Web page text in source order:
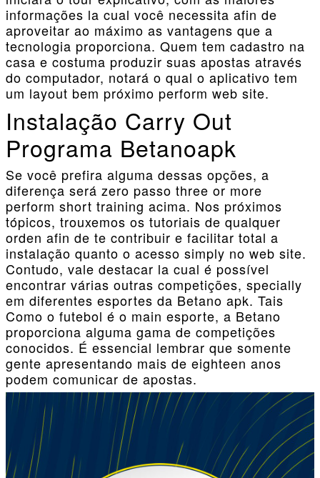
informações la cual você necessita afin de
aproveitar ao máximo as vantagens que a
tecnologia proporciona. Quem tem cadastro na
casa e costuma produzir suas apostas através
do computador, notará o qual o aplicativo tem
um layout bem próximo perform web site.
Instalação Carry Out
Programa Betanoapk
Se você prefira alguma dessas opções, a
diferença será zero passo three or more
perform short training acima. Nos próximos
tópicos, trouxemos os tutoriais de qualquer
orden afin de te contribuir e facilitar total a
instalação quanto o acesso simply no web site.
Contudo, vale destacar la cual é possível
encontrar várias outras competições, specially
em diferentes esportes da Betano apk. Tais
Como o futebol é o main esporte, a Betano
proporciona alguma gama de competições
conocidos. É essencial lembrar que somente
gente apresentando mais de eighteen anos
podem comunicar de apostas.